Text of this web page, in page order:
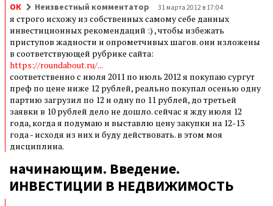
ОК Неизвестный комментатор 31 марта 2012 в 17:04
я строго исхожу из собственных самому себе данных
инвестиционных рекомендаций :) , чтобы избежать
приступов жадности и опрометчивых шагов. они изложены
в соответствующей рубрике сайта:
https://roundabout.ru/...
соответственно с июля 2011 по июль 2012 я покупаю сургут
преф по цене ниже 12 рублей, реально покупал осенью одну
партию загрузил по 12 и одну по 11 рублей, до третьей
заявки в 10 рублей дело не дошло. сейчас я жду июля 12
года, когда я подумаю и выставлю цену закупки на 12-13
года - исходя из них и буду действовать. в этом моя
дисциплина.
начинающим. Введение.
ИНВЕСТИЦИИ В НЕДВИЖИМОСТЬ